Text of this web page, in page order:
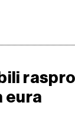
eura